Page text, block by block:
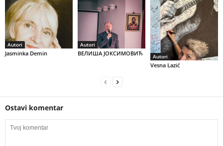
Autori
Jasminka Demin
Autori
ВЕЛИША ЈОКСИМОВИЋ Autori
Vesna Lazić
Ostavi komentar